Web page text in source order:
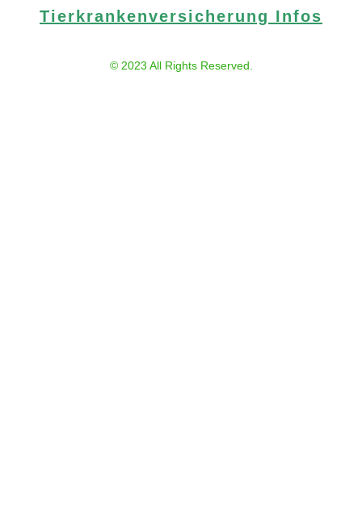
Tierkrankenversicherung Infos
© 2023 All Rights Reserved.